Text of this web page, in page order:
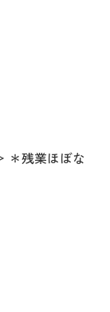
残業ほぼな